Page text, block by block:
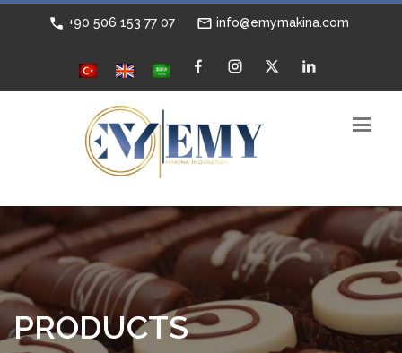
+90 506 153 77 07 info@emymakina.com
PRODUCTS